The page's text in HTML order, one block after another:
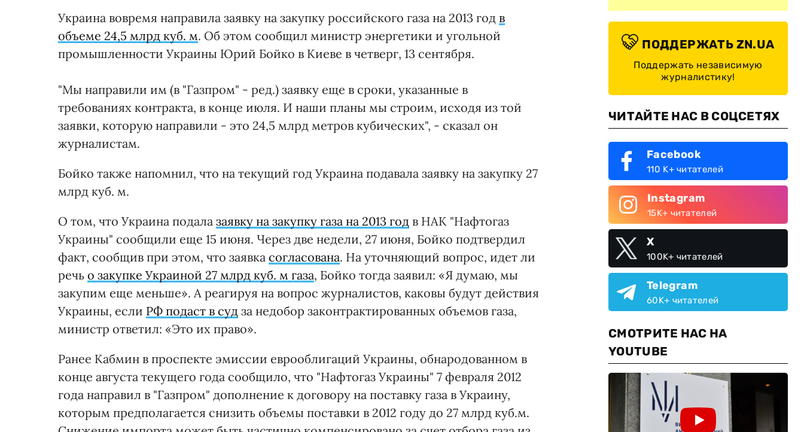
Украина вовремя направила заявку на закупку российского газа на 2013 год в
объеме 24,5 млрд куб. м. Об этом сообщил министр энергетики и угольной
промышленности Украины Юрий Бойко в Киеве в четверг, 13 сентября.
"Мы направили им (в "Газпром" - ред.) заявку еще в сроки, указанные в
требованиях контракта, в конце июля. И наши планы мы строим, исходя из той
заявки, которую направили - это 24,5 млрд метров кубических", - сказал он
журналистам.
Бойко также напомнил, что на текущий год Украина подавала заявку на закупку 27
млрд куб. м.
О том, что Украина подала заявку на закупку газа на 2013 год в НАК "Нафтогаз
Украины" сообщили еще 15 июня. Через две недели, 27 июня, Бойко подтвердил
факт, сообщив при этом, что заявка согласована. На уточняющий вопрос, идет ли
речь о закупке Украиной 27 млрд куб. м газа, Бойко тогда заявил: «Я думаю, мы
закупим еще меньше». А реагируя на вопрос журналистов, каковы будут действия
Украины, если РФ подаст в суд за недобор законтрактированных объемов газа,
министр ответил: «Это их право».
Ранее Кабмин в проспекте эмиссии еврооблигаций Украины, обнародованном в
конце августа текущего года сообщило, что "Нафтогаз Украины" 7 февраля 2012
года направил в "Газпром" дополнение к договору на поставку газа в Украину,
которым предполагается снизить объемы поставки в 2012 году до 27 млрд куб.м.
ПОДДЕРЖАТЬ ZN.UA
Поддержать независимую
журналистику!
ЧИТАЙТЕ НАС В СОЦСЕТЯХ
Facebook
110 K+ читателей
Instagram
15K+ читателей
X
100K+ читателей
Telegram
60K+ читателей
СМОТРИТЕ НАС НА
YOUTUBE